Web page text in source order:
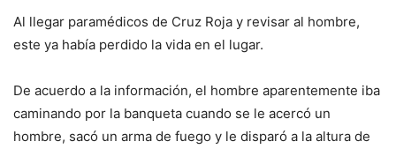
Al llegar paramédicos de Cruz Roja y revisar al hombre,
este ya había perdido la vida en el lugar.
De acuerdo a la información, el hombre aparentemente iba
caminando por la banqueta cuando se le acercó un
hombre, sacó un arma de fuego y le disparó a la altura de